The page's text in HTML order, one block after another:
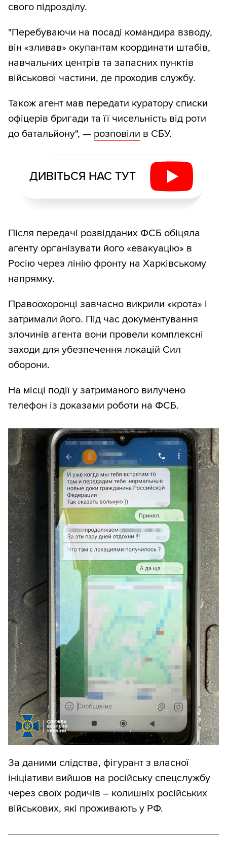
свого підрозділу.
"Перебуваючи на посаді командира взводу,
він «зливав» окупантам координати штабів,
навчальних центрів та запасних пунктів
військової частини, де проходив службу.
Також агент мав передати куратору списки
офіцерів бригади та її чисельність від роти
до батальйону", — розповіли в СБУ.
ДИВІТЬСЯ НАС ТУТ
Після передачі розвідданих ФСБ обіцяла
агенту організувати його «евакуацію» в
Росію через лінію фронту на Харківському
напрямку.
Правоохоронці завчасно викрили «крота» і
затримали його. Під час документування
злочинів агента вони провели комплексні
заходи для убезпечення локацій Сил
оборони.
На місці події у затриманого вилучено
телефон із доказами роботи на ФСБ.
За даними слідства, фігурант з власної
ініціативи вийшов на російську спецслужбу
через своїх родичів – колишніх російських
військових, які проживають у РФ.